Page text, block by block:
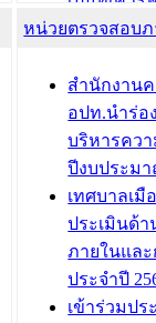
หน่วยตรวจสอบภ
สำนักงาน
อปท.นำร่อ
บริหารควา
ปีงบประมา
เทศบาลเ
ประเมินด้
ภายในแล
ประจำปี
เข้าร่วมป